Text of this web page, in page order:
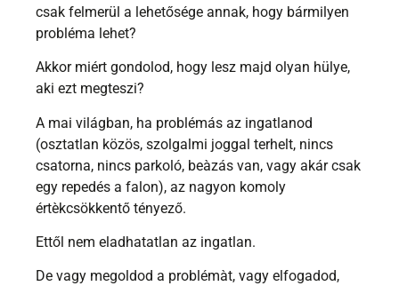
csak felmerül a lehetősége annak, hogy bármilyen
probléma lehet?
Akkor miért gondolod, hogy lesz majd olyan hülye,
aki ezt megteszi?
A mai világban, ha problémás az ingatlanod
(osztatlan közös, szolgalmi joggal terhelt, nincs
csatorna, nincs parkoló, beàzás van, vagy akár csak
egy repedés a falon), az nagyon komoly
értèkcsökkentő tényező.
Ettől nem eladhatatlan az ingatlan.
De vagy megoldod a problémàt, vagy elfogadod,